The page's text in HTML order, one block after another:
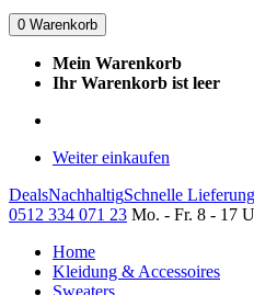
0 Warenkorb
Mein Warenkorb
Ihr Warenkorb ist leer
Weiter einkaufen
DealsNachhaltigSchnelle Lieferung
0512 334 071 23 Mo. - Fr. 8 - 17
Home
Kleidung & Accessoires
Sweaters